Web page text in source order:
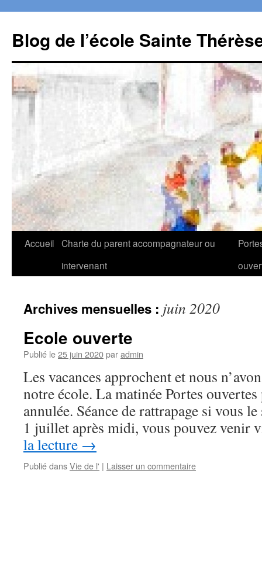
contenu
Blog de l’école Sainte
Accueil Charte du parent accompagnateur ou
intervenant
Archives mensuelles : juin 2020
Ecole ouverte
Publié le25 juin 2020paradmin
Les vacances approchent et nous
notre école. La matinée Portes ouvertes
annulée. Séance de rattrapage si vous
1 juillet après midi, vous pouvez
la lecture →
Publié dansVie de l' | Laisser un commentaire